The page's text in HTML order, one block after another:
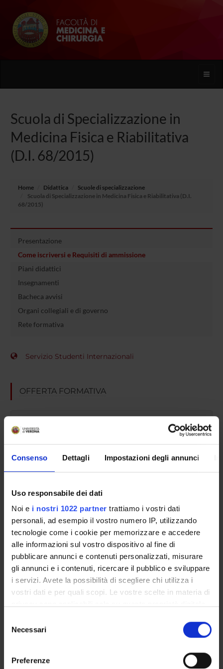
Consenso Dettagli Impostazioni degli annunci
Uso responsabile dei dati
Noi e i nostri 1022 partner trattiamo i vostri dati
personali, ad esempio il vostro numero IP, utilizzando
tecnologie come i cookie per memorizzare e accedere
alle informazioni sul vostro dispositivo al fine di
pubblicare annunci e contenuti personalizzati, misurare
gli annunci e i contenuti, ricercare il pubblico e sviluppare
i servizi. Avete la possibilità di scegliere chi utilizza i
vostri dati e per quali scopi. Le vostre scelte in materia di
modificare o revocare il proprio consenso in qualsiasi
momento dalla Dichiarazione sui cookie o facendo clic
delNecessari
Preferenze
Toggle
Scuola di Specializzazione in
Medicina Fisica e Riabilitativa
(D.I. 68/2015)
Home Didattica
Scuole di specializzazione
Scuola di Specializzazione in Medicina Fisica e Riabilitativa (D.I.
68/2015)
Presentazione
Come iscriversi e Requisiti di ammissione
Piani didattici
Insegnamenti
Bacheca avvisi
Organi collegiali e di governo
Rete formativa
Servizio Studenti Internazionali
OFFERTA FORMATIVA
SEMESTRE FILTRO
CORSI DI LAUREA MAGISTRALE
Anno di immatricolazione
Tipo di Accesso